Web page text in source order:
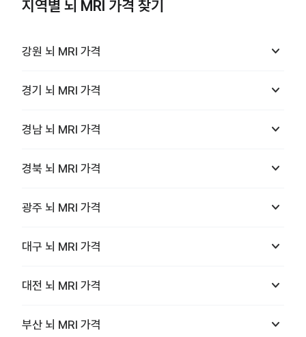
지역별 뇌 MRI 가격 찾기
강원 뇌 MRI 가격 keyboard_arrow_down
경기 뇌 MRI 가격 keyboard_arrow_down
경남 뇌 MRI 가격 keyboard_arrow_down
경북 뇌 MRI 가격 keyboard_arrow_down
광주 뇌 MRI 가격 keyboard_arrow_down
대구 뇌 MRI 가격 keyboard_arrow_down
대전 뇌 MRI 가격 keyboard_arrow_down
부산 뇌 MRI 가격 keyboard_arrow_down